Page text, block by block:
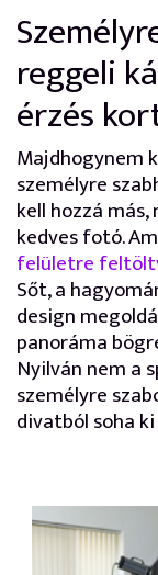
reggeli
érzés
személyre
kell hozzá
kedves fotó.
felületre
Sőt, a
design
panoráma
Nyilván nem a
személyre
divatból soha